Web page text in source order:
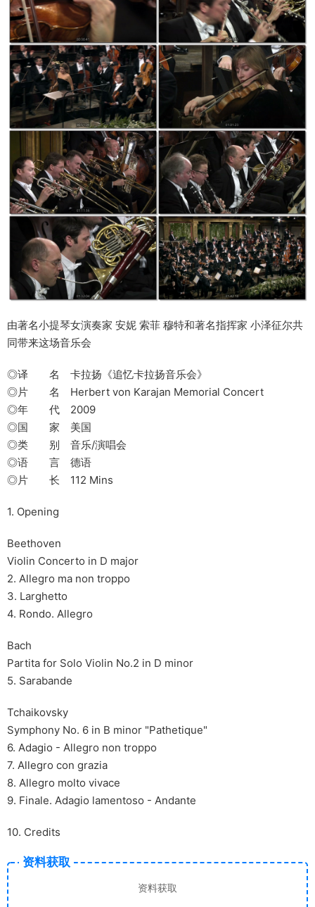
由著名小提琴女演奏家 安妮 索菲 穆特和著名指挥家 小泽征尔共
同带来这场音乐会
◎译 名 卡拉扬《追忆卡拉扬音乐会》
◎片 名 Herbert von Karajan Memorial Concert
◎年 代 2009
◎国 家 美国
◎类 别 音乐/演唱会
◎语 言 德语
◎片 长 112 Mins
1. Opening
Beethoven
Violin Concerto in D major
2. Allegro ma non troppo
3. Larghetto
4. Rondo. Allegro
Bach
Partita for Solo Violin No.2 in D minor
5. Sarabande
Tchaikovsky
Symphony No. 6 in B minor "Pathetique"
6. Adagio - Allegro non troppo
7. Allegro con grazia
8. Allegro molto vivace
9. Finale. Adagio lamentoso - Andante
10. Credits
资料获取
资料获取